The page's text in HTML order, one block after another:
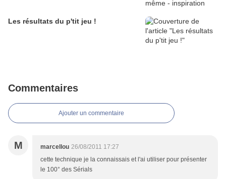
Les résultats du p'tit jeu !
Commentaires
Ajouter un commentaire
M marcellou 26/08/2011 17:27
cette technique je la connaissais et l'ai utiliser pour présenter
le 100° des Sérials